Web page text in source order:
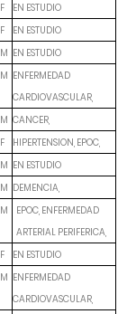
F
EN ESTUDIO
F
EN ESTUDIO
M EN ESTUDIO
M ENFERMEDAD
CARDIOVASCULAR,
M CANCER,
F
HIPERTENSION, EPOC,
M EN ESTUDIO
M DEMENCIA,
M
EPOC, ENFERMEDAD
ARTERIAL PERIFERICA,
F
EN ESTUDIO
M ENFERMEDAD
CARDIOVASCULAR,